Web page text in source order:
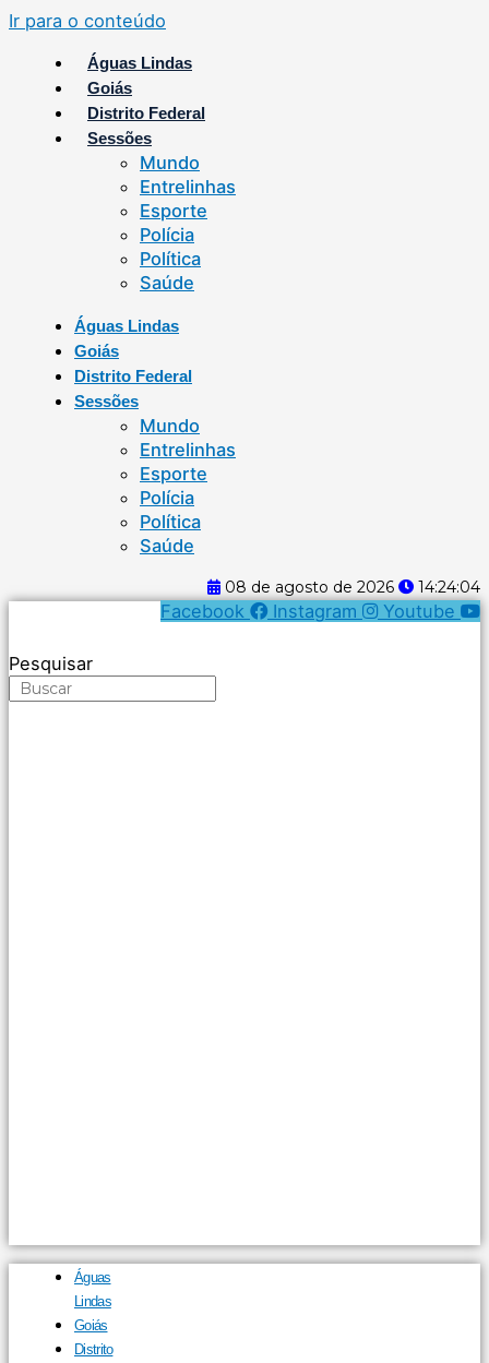
Ir para o conteúdo
Águas Lindas
Goiás
Distrito Federal
Sessões
Mundo
Entrelinhas
Esporte
Polícia
Política
Saúde
Águas Lindas
Goiás
Distrito Federal
Sessões
Mundo
Entrelinhas
Esporte
Polícia
Política
Saúde
08 de agosto de 2026 14:24:04
Facebook Instagram Youtube
Pesquisar
Águas
Lindas
Goiás
Distrito